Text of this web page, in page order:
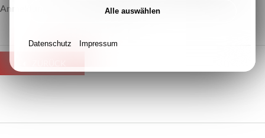
Anmeldung ist nicht erforderlich.
Alle auswählen
Datenschutz Impressum